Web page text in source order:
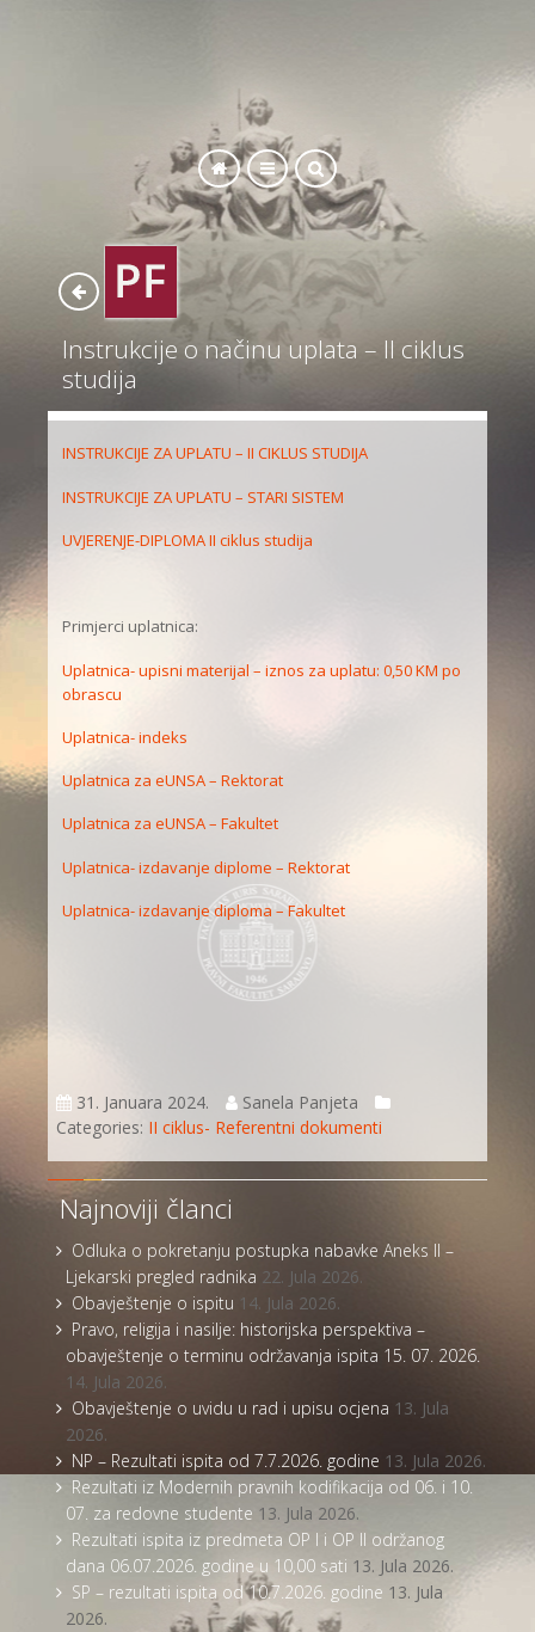
Instrukcije o načinu uplata – II ciklus
studija
INSTRUKCIJE ZA UPLATU – II CIKLUS STUDIJA
INSTRUKCIJE ZA UPLATU – STARI SISTEM
UVJERENJE-DIPLOMA II ciklus studija
Primjerci uplatnica:
Uplatnica- upisni materijal – iznos za uplatu: 0,50 KM po
obrascu
Uplatnica- indeks
Uplatnica za eUNSA – Rektorat
Uplatnica za eUNSA – Fakultet
Uplatnica- izdavanje diplome – Rektorat
Uplatnica- izdavanje diploma – Fakultet
31. Januara 2024.
Sanela Panjeta
Categories: II ciklus- Referentni dokumenti
Najnoviji članci
Odluka o pokretanju postupka nabavke Aneks II –
Ljekarski pregled radnika 22. Jula 2026.
Obavještenje o ispitu 14. Jula 2026.
Pravo, religija i nasilje: historijska perspektiva –
obavještenje o terminu održavanja ispita 15. 07. 2026.
14. Jula 2026.
Obavještenje o uvidu u rad i upisu ocjena 13. Jula
2026.
NP – Rezultati ispita od 7.7.2026. godine 13. Jula 2026.
Rezultati iz Modernih pravnih kodifikacija od 06. i 10.
07. za redovne studente 13. Jula 2026.
Rezultati ispita iz predmeta OP I i OP II održanog
dana 06.07.2026. godine u 10,00 sati 13. Jula 2026.
SP – rezultati ispita od 10.7.2026. godine 13. Jula
2026.